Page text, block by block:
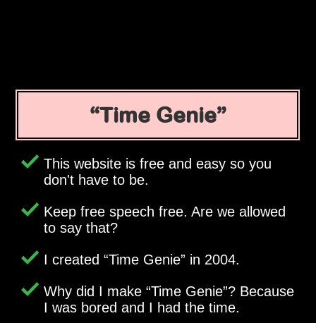
Time Genie
This website is free and easy so you
don't have to be.
Keep free speech free. Are we allowed
to say that?
I created Time Genie in 2004.
Why did I make Time Genie ? Because
I was bored and I had the time.